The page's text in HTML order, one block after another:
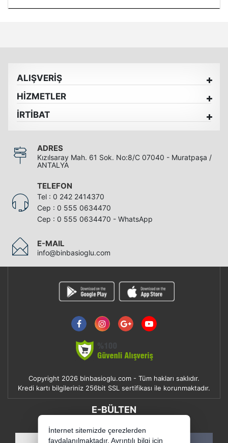
ALIŞVERİŞ
HİZMETLER
İRTİBAT
ADRES
Kızılsaray Mah. 61 Sok. No:8/C 07040 - Muratpaşa /
ANTALYA
TELEFON
Tel : 0 242 2414370
Cep : 0 555 0634470
Cep : 0 555 0634470 - WhatsApp
E-MAIL
info@binbasioglu.com
Copyright 2026 binbasioglu.com - Tüm hakları saklıdır.
Kredi kartı bilgileriniz 256bit SSL sertifikası ile korunmaktadır.
E-BÜLTEN
İnternet sitemizde çerezlerden
faydalanılmaktadır. Ayrıntılı bilgi için